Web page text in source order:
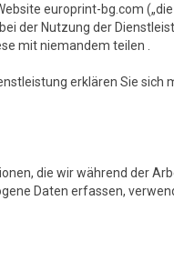
europrint-bg.com
der Nutzung der
mit niemandem teilen .
erklären Sie sich
die wir während der
Daten erfassen,